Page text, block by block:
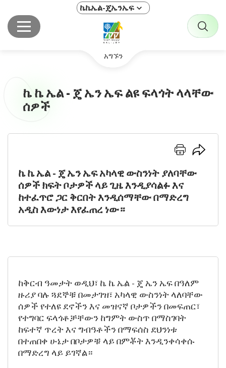
ኬኬኤል-ጄኤንኤፍ
አግኙን
ኬ ኬ ኤል - ጄ ኤን ኤፍ ልዩ ፍላጎት ላላቸው
ሰዎች
לחץ
להדפסה
לחץ
לשיתוףኬ ኬ ኤል - ጄ ኤን ኤፍ አካላዊ ውስንነት ያለባቸው
ሰዎች ክፍት ቦታዎች ላይ ጊዜ እንዲያሳልፉ እና
ከተፈጥሮ ጋር ቅርበት እንዲሰማቸው በማድረግ
አዲስ እውነታ እየፈጠረ ነው።
ከቅርብ ዓመታት ወዲህ፣ ኬ ኬ ኤል - ጄ ኤን ኤፍ በዓለም
ዙሪያ ባሉ ጓደኞቹ በመታገዝ፣ አካላዊ ውስንነት ላለባቸው
ሰዎች የተለዩ ደኖችን እና መዝናኛ ቦታዎችን በመፍጠር፣
የተግባር ፍላጎቶቻቸውን ከግምት ውስጥ በማስገባት
ከፍተኛ ጥረት እና ግብዓቶችን በማፍሰስ ደህንነቱ
በተጠበቀ ሁኔታ በቦታዎቹ ላይ በምቾት እንዲንቀሳቀሱ
በማድረግ ላይ ይገኛል።